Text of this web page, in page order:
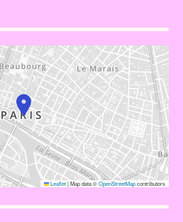
Leaflet|Map data ©OpenStreetMapcontributors